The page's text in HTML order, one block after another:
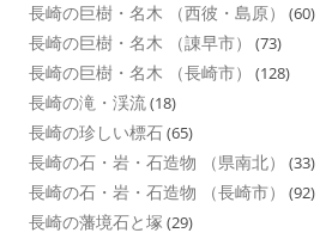
長崎の巨樹・名木 （西彼・島原） (60)
長崎の巨樹・名木 （諌早市） (73)
長崎の巨樹・名木 （長崎市） (128)
長崎の滝・渓流(18)
長崎の珍しい標石(65)
長崎の石・岩・石造物 （県南北） (33)
長崎の石・岩・石造物 （長崎市） (92)
長崎の藩境石と塚 (29)